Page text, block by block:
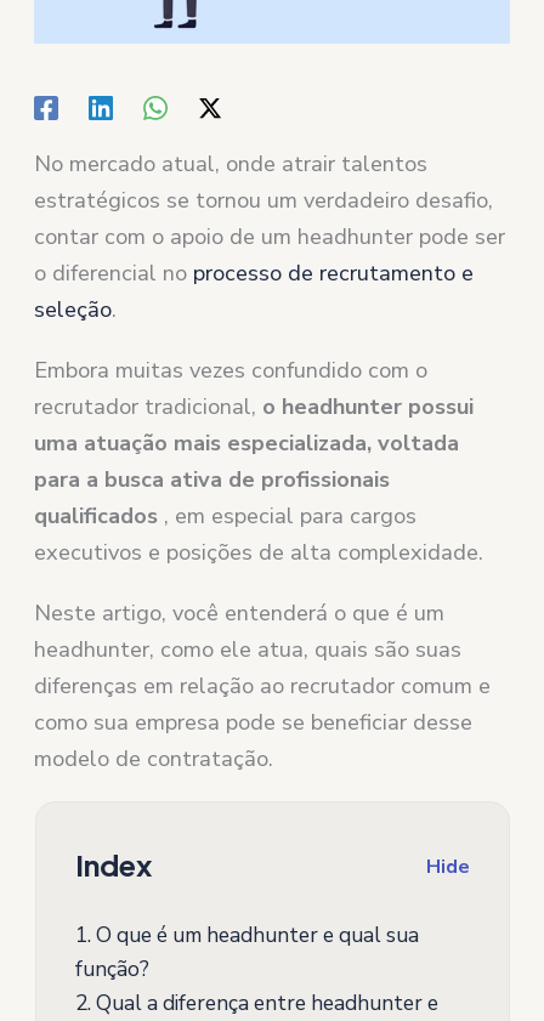
No mercado atual, onde atrair talentos
estratégicos se tornou um verdadeiro desafio,
contar com o apoio de um headhunter pode ser
o diferencial no processo de recrutamento e
seleção.
Embora muitas vezes confundido com o
recrutador tradicional, o headhunter possui
uma atuação mais especializada, voltada
para a busca ativa de profissionais
qualificados , em especial para cargos
executivos e posições de alta complexidade.
Neste artigo, você entenderá o que é um
headhunter, como ele atua, quais são suas
diferenças em relação ao recrutador comum e
como sua empresa pode se beneficiar desse
modelo de contratação.
Index Hide
1.O que é um headhunter e qual sua
função?
2.Qual a diferença entre headhunter e